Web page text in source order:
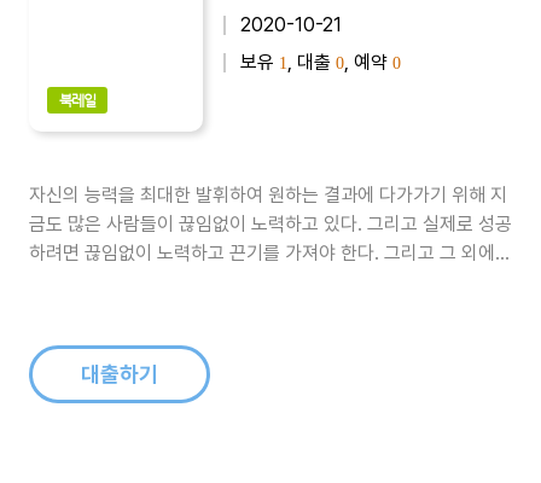
북레일
2020-10-21
보유 1 , 대출 0 , 예약 0
자신의 능력을 최대한 발휘하여 원하는 결과에 다가가기 위해 지
금도 많은 사람들이 끊임없이 노력하고 있다. 그리고 실제로 성공
하려면 끊임없이 노력하고 끈기를 가져야 한다. 그리고 그 외에도
대출하기